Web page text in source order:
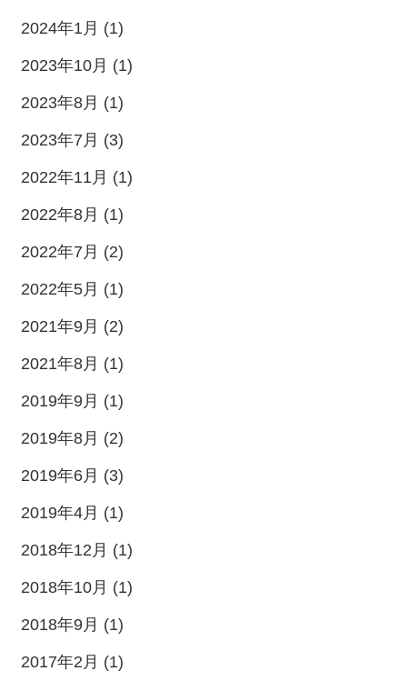
2024年1月 (1)
2023年10月 (1)
2023年8月 (1)
2023年7月 (3)
2022年11月 (1)
2022年8月 (1)
2022年7月 (2)
2022年5月 (1)
2021年9月 (2)
2021年8月 (1)
2019年9月 (1)
2019年8月 (2)
2019年6月 (3)
2019年4月 (1)
2018年12月 (1)
2018年10月 (1)
2018年9月 (1)
2017年2月 (1)